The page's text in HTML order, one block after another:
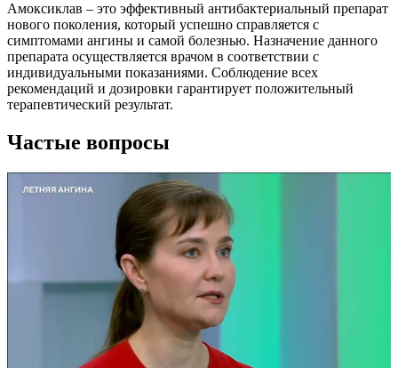
Амоксиклав – это эффективный антибактериальный препарат
нового поколения, который успешно справляется с
симптомами ангины и самой болезнью. Назначение данного
препарата осуществляется врачом в соответствии с
индивидуальными показаниями. Соблюдение всех
рекомендаций и дозировки гарантирует положительный
терапевтический результат.
Частые вопросы